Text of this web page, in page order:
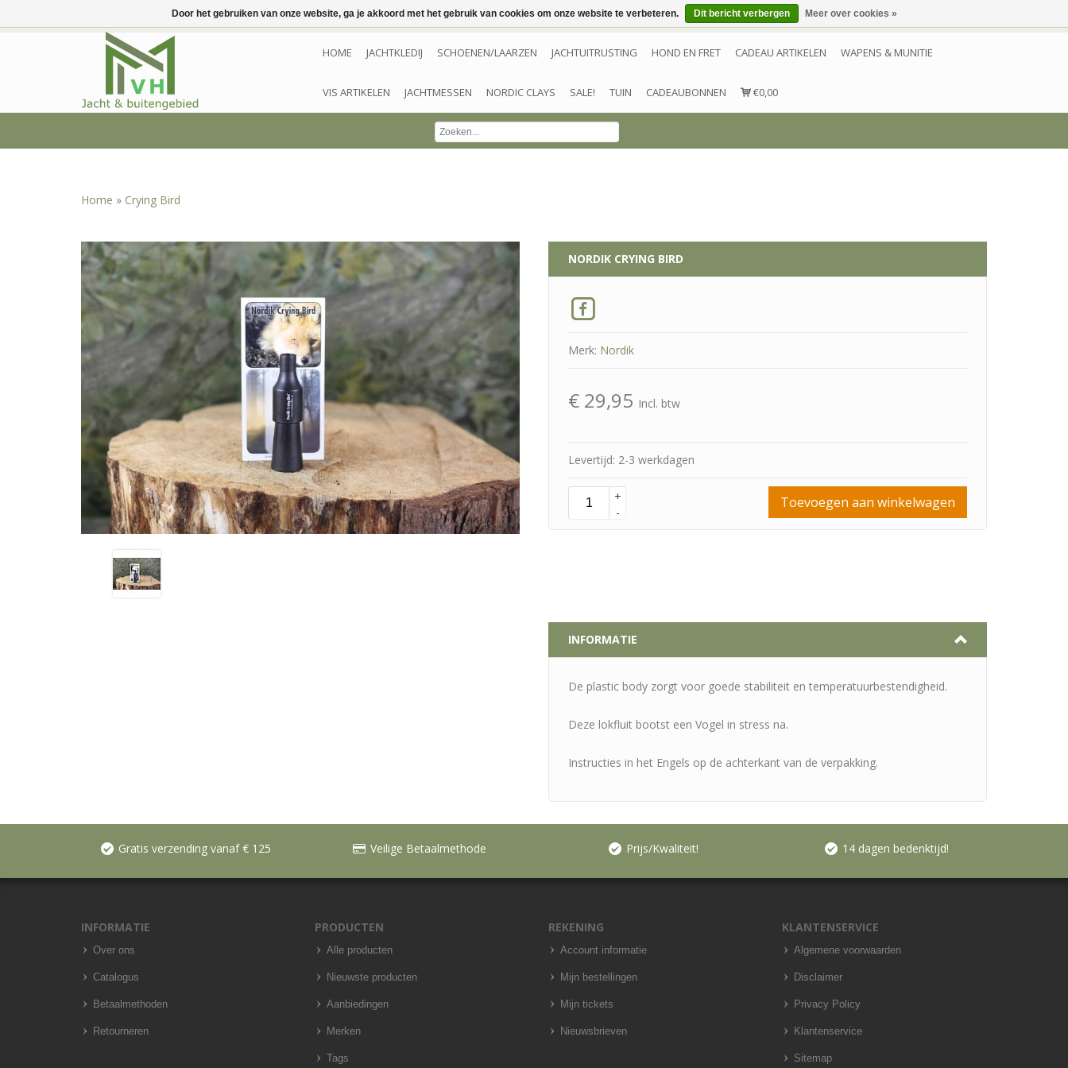
Inloggen Account aanmaken
HOME JACHTKLEDIJ SCHOENEN/LAARZEN JACHTUITRUSTING HOND EN FRET CADEAU ARTIKELEN WAPENS & MUNITIE
VIS ARTIKELEN JACHTMESSEN NORDIC CLAYS SALE! TUIN CADEAUBONNEN €0,00
Home » Crying Bird
NORDIK CRYING BIRD
Merk: Nordik
€ 29,95 Incl. btw
Levertijd: 2-3 werkdagen
+
-
Toevoegen aan winkelwagen
INFORMATIE
De plastic body zorgt voor goede stabiliteit en temperatuurbestendigheid.
Deze lokfluit bootst een Vogel in stress na.
Instructies in het Engels op de achterkant van de verpakking.
Gratis verzending vanaf € 125 Veilige Betaalmethode Prijs/Kwaliteit! 14 dagen bedenktijd!
INFORMATIE
Over ons
Catalogus
Betaalmethoden
Retourneren
PRODUCTEN
Alle producten
Nieuwste producten
Aanbiedingen
Merken
Tags
REKENING
Account informatie
Mijn bestellingen
Mijn tickets
Nieuwsbrieven
KLANTENSERVICE
Algemene voorwaarden
Disclaimer
Privacy Policy
Klantenservice
Sitemap
Door het gebruiken van onze website, ga je akkoord met het gebruik van cookies om onze website te verbeteren. Dit bericht verbergen Meer over cookies »